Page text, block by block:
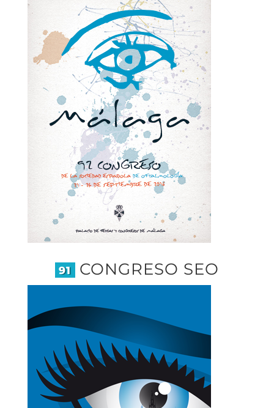
91 CONGRESO SEO